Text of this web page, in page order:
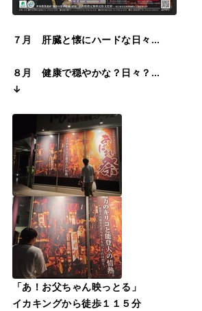
７月 肝臓と懐にハードな日々…
８月 健康で穏やかな？日々？…
↓
「あ！お父ちゃん映っとる」
イカキングから徒歩１１５分